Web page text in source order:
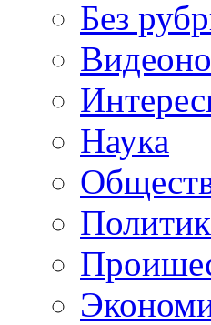
Без
Наука